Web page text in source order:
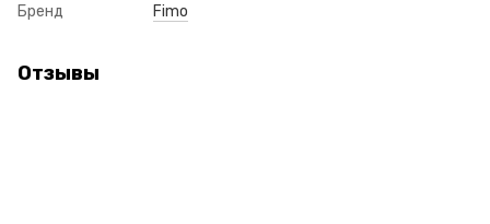
Бренд Fimo
Отзывы